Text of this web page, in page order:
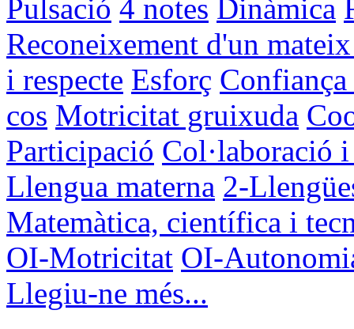
Pulsació 4 notes Dinàmica
Reconeixement d'un
i respecte Esforç Confiança
cos Motricitat gruixuda
Participació Col·laboració
Llengua materna 2-
Matemàtica, científica i
OI-Motricitat OI-
Llegiu-ne més...